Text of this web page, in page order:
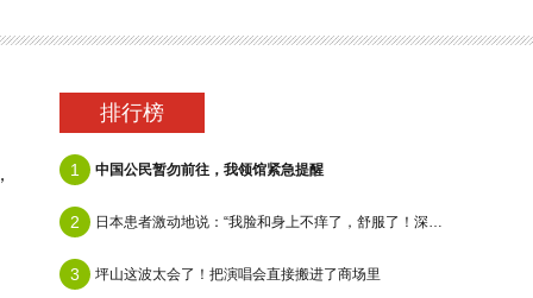
排行榜
1 中国公民暂勿前往，我领馆紧急提醒
2 日本患者激动地说：“我脸和身上不痒了，舒服了！深圳瑞敏皮肤名医中心光疗“照”掉顽疾
3 坪山这波太会了！把演唱会直接搬进了商场里